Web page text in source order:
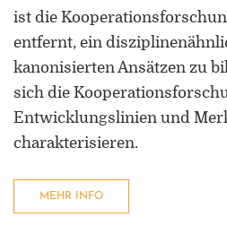
ist die
entfernt, ein
kanonisierten Ansätzen zu
sich die
Entwicklungslinien und
charakterisieren.
MEHR INFO